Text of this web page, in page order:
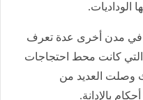
الوداديات.
في مدن أخرى عدة تعرف
التي كانت محط احتجاجات
وصلت العديد من
بالإدانة.